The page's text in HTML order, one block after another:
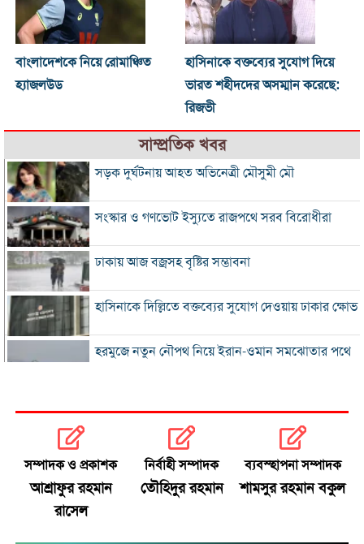
বাংলাদেশকে নিয়ে রোমাঞ্চিত
হ্যাজলউড
হাসিনাকে বক্তব্যের সুযোগ দিয়ে
ভারত শহীদদের অসম্মান করেছে:
রিজভী
সাম্প্রতিক খবর
সড়ক দুর্ঘটনায় আহত অভিনেত্রী মৌসুমী মৌ
সংস্কার ও গণভোট ইস্যুতে রাজপথে সরব বিরোধীরা
ঢাকায় আজ বজ্রসহ বৃষ্টির সম্ভাবনা
হাসিনাকে দিল্লিতে বক্তব্যের সুযোগ দেওয়ায় ঢাকার ক্ষোভ
হরমুজে নতুন নৌপথ নিয়ে ইরান-ওমান সমঝোতার পথে
ভুল স্বীকার করে ক্ষমা চাইল ফিফা
স্বর্ণের ভরি বাড়ল প্রায় ১০ হাজার টাকা
সম্পাদক ও প্রকাশক
আশ্রাফুর রহমান
রাসেল
নির্বাহী সম্পাদক
তৌহিদুর রহমান
ব্যবস্হাপনা সম্পাদক
শামসুর রহমান বকুল